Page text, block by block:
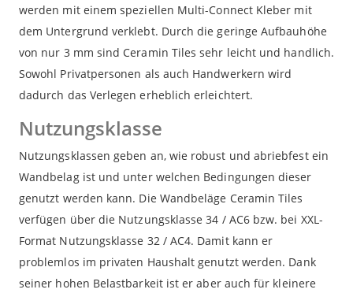
werden mit einem speziellen Multi-Connect Kleber mit
dem Untergrund verklebt. Durch die geringe Aufbauhöhe
von nur 3 mm sind Ceramin Tiles sehr leicht und handlich.
Sowohl Privatpersonen als auch Handwerkern wird
dadurch das Verlegen erheblich erleichtert.
Nutzungsklasse
Nutzungsklassen geben an, wie robust und abriebfest ein
Wandbelag ist und unter welchen Bedingungen dieser
genutzt werden kann. Die Wandbeläge Ceramin Tiles
verfügen über die Nutzungsklasse 34 / AC6 bzw. bei XXL-
Format Nutzungsklasse 32 / AC4. Damit kann er
problemlos im privaten Haushalt genutzt werden. Dank
seiner hohen Belastbarkeit ist er aber auch für kleinere